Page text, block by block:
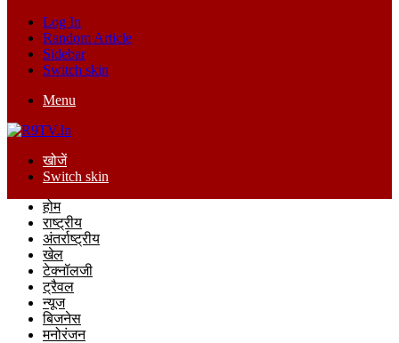
Log In
Random Article
Sidebar
Switch skin
Menu
खोजें
Switch skin
होम
राष्ट्रीय
अंतर्राष्ट्रीय
खेल
टेक्नॉलजी
ट्रैवल
न्यूज
बिजनेस
मनोरंजन